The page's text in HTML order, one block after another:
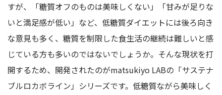
る
支払方法
送料について
サステナブルとは？
すが、「糖質オフのものは美味しくない」「甘みが足りな
いと満足感が低い」など、低糖質ダイエットには後ろ向き
な意見も多く、糖質を制限した食生活の継続は難しいと感
じている方も多いのではないでしょうか。そんな現状を打
開するため、開発されたのがmatsukiyo LABの「サステナ
ブルロカボライン」シリーズです。低糖質ながら美味しく